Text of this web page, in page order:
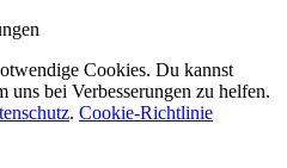
Cookies. Du kannst
bei Verbesserungen zu helfen.
. Cookie-Richtlinie